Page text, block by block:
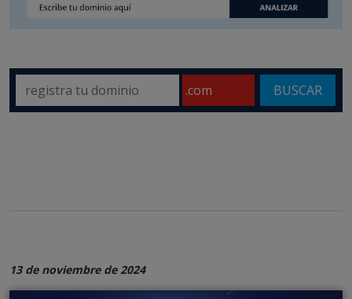
BUSCAR
13 de noviembre de 2024